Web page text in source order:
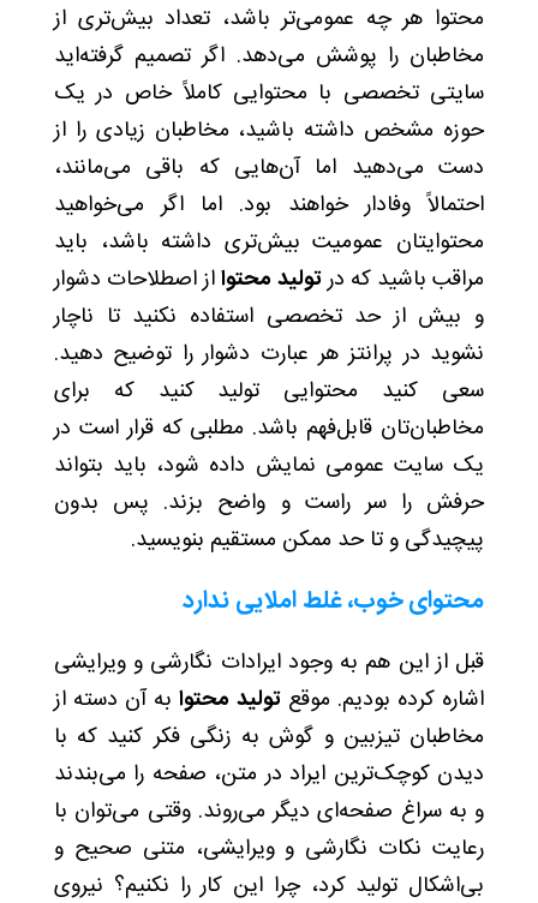
محتوا هر چه عمومی‌تر باشد، تعداد بیش‌تری از
مخاطبان را پوشش می‌دهد. اگر تصمیم گرفته‌اید
سایتی تخصصی با محتوایی کاملاً خاص در یک
حوزه‌ مشخص داشته باشید، مخاطبان زیادی را از
دست می‌دهید اما آن‌هایی که باقی می‌مانند،
احتمالاً وفادار خواهند بود. اما اگر می‌خواهید
محتوایتان عمومیت بیش‌تری داشته باشد، باید
مراقب باشید که درتولید محتوااز اصطلاحات دشوار
و بیش از حد تخصصی استفاده نکنید تا ناچار
نشوید در پرانتز هر عبارت دشوار را توضیح دهید.
سعی کنید محتوایی تولید کنید که برای
مخاطبان‌تان قابل‌فهم باشد. مطلبی که قرار است در
یک سایت عمومی نمایش داده شود، باید بتواند
حرفش را سر راست و واضح بزند. پس بدون
پیچیدگی و تا حد ممکن مستقیم بنویسید.
محتوای خوب، غلط املایی ندارد
قبل از این هم به وجود ایرادات نگارشی و ویرایشی
اشاره کرده بودیم. موقعتولید محتوابه آن دسته از
مخاطبان تیزبین و گوش به زنگی فکر کنید که با
دیدن کوچک‌ترین ایراد در متن، صفحه را می‌بندند
و به سراغ صفحه‌ای دیگر می‌روند. وقتی می‌توان با
رعایت نکات نگارشی و ویرایشی، متنی صحیح و
بی‌اشکال تولید کرد، چرا این کار را نکنیم؟ نیروی